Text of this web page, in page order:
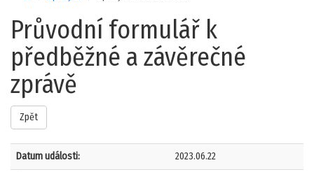
Průvodní formulář k
předběžné a závěrečné
zprávě
Zpět
Datum události: 2023.06.22